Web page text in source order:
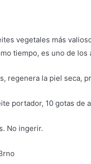
vegetales más
tiempo, es uno de
regenera la piel seca,
portador, 10 gotas
No ingerir.